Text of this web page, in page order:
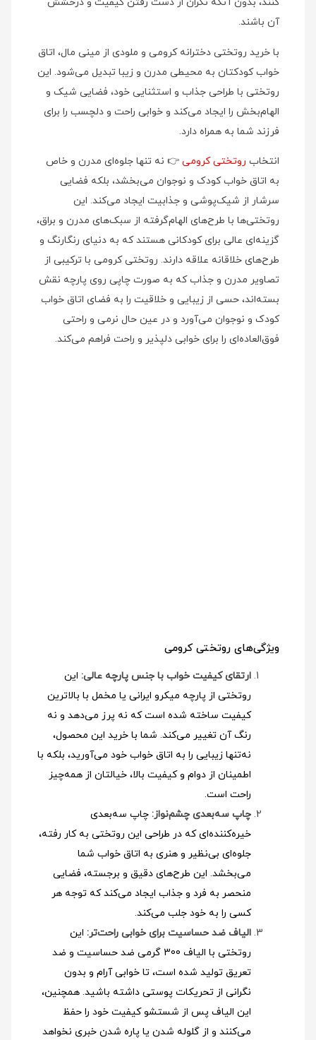
کنند، بدون آنکه نگران از دست رفتن کیفیت و درخشش
آن باشند.
با خرید روتختی دخترانه کرومی و ملودی از مینی‌ مال، اتاق
خواب کودکتان به محیطی مدرن و زیبا تبدیل می‌شود. این
روتختی با طراحی جذاب و استثنایی خود، فضایی شیک و
الهام‌بخش را ایجاد می‌کند و خوابی راحت و دلچسب را برای
فرزند شما به همراه دارد.
انتخاب روتختی کرومی 👉 نه تنها جلوه‌ای مدرن و خاص
به اتاق خواب کودک و نوجوان می‌بخشد، بلکه فضایی
سرشار از شیک‌پوشی و جذابیت ایجاد می‌کند. این
روتختی‌ها با طرح‌های الهام‌گرفته از سبک‌های مدرن و براق،
گزینه‌ای عالی برای کودکانی هستند که به دنیای رنگارنگ و
طرح‌های خلاقانه علاقه دارند. روتختی کرومی با ترکیبی از
تصاویر مدرن و جذاب که به صورت چاپی روی پارچه نقش
بسته‌اند، حسی از زیبایی و خلاقیت را به فضای اتاق خواب
کودک و نوجوان می‌آورد و در عین حال نرمی و راحتی
فوق‌العاده‌ای را برای خوابی دلپذیر و راحت فراهم می‌کند.
ویژگی‌های روتختی کرومی
ارتقای کیفیت خواب با جنس پارچه عالی: این
روتختی از پارچه میکرو ایرانی یا مخمل با بالاترین
کیفیت ساخته شده است که نه پرز می‌دهد و نه
رنگ آن تغییر می‌کند. شما با خرید این محصول،
نه‌تنها زیبایی را به اتاق خواب خود می‌آورید، بلکه با
اطمینان از دوام و کیفیت بالا، خیالتان از همه‌چیز
راحت است.
چاپ سه‌بعدی چشم‌نواز: چاپ سه‌بعدی
خیره‌کننده‌ای که در طراحی این روتختی به کار رفته،
جلوه‌ای بی‌نظیر و هنری به اتاق خواب شما
می‌بخشد. این طرح‌های دقیق و برجسته، فضایی
منحصر به فرد و جذاب ایجاد می‌کند که توجه هر
کسی را به خود جلب می‌کند.
الیاف ضد حساسیت برای خوابی راحت‌تر: این
روتختی با الیاف 300 گرمی ضد حساسیت و ضد
تعریق تولید شده است، تا خوابی آرام و بدون
نگرانی از تحریکات پوستی داشته باشید. همچنین،
این الیاف پس از شستشو کیفیت خود را حفظ
می‌کنند و از گلوله شدن یا پاره شدن خبری نخواهد